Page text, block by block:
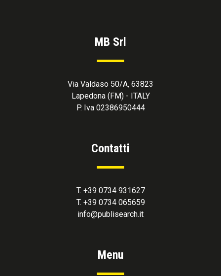
MB Srl
Via Valdaso 50/A, 63823
Lapedona (FM) - ITALY
P. Iva 02386950444
Contatti
T. +39 0734 931627
T. +39 0734 065659
info@publisearch.it
Menu